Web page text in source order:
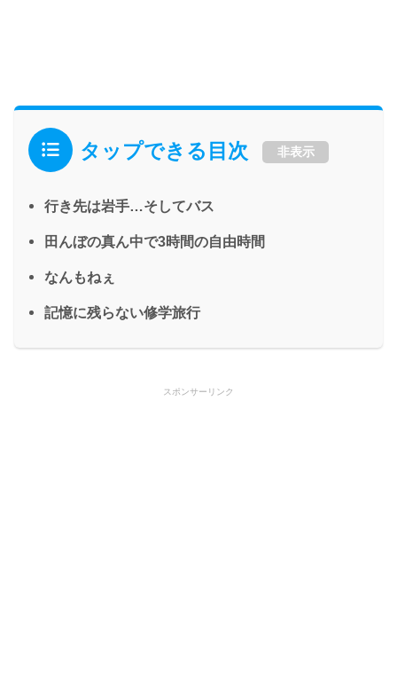
タップできる目次 非表示
行き先は岩手…そしてバス
田んぼの真ん中で3時間の自由時間
なんもねぇ
記憶に残らない修学旅行
スポンサーリンク